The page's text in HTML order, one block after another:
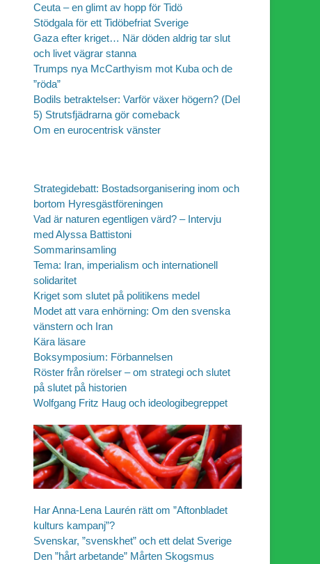
Ceuta – en glimt av hopp för Tidö
Stödgala för ett Tidöbefriat Sverige
Gaza efter kriget… När döden aldrig tar slut
och livet vägrar stanna
Trumps nya McCarthyism mot Kuba och de
”röda”
Bodils betraktelser: Varför växer högern? (Del
5) Strutsfjädrarna gör comeback
Om en eurocentrisk vänster
Strategidebatt: Bostadsorganisering inom och
bortom Hyresgästföreningen
Vad är naturen egentligen värd? – Intervju
med Alyssa Battistoni
Sommarinsamling
Tema: Iran, imperialism och internationell
solidaritet
Kriget som slutet på politikens medel
Modet att vara enhörning: Om den svenska
vänstern och Iran
Kära läsare
Boksymposium: Förbannelsen
Röster från rörelser – om strategi och slutet
på slutet på historien
Wolfgang Fritz Haug och ideologibegreppet
Har Anna-Lena Laurén rätt om ”Aftonbladet
kulturs kampanj”?
Svenskar, ”svenskhet” och ett delat Sverige
Den ”hårt arbetande” Mårten Skogsmus